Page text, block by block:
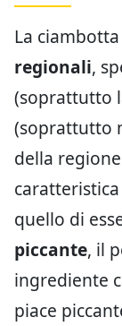
La
regionali,
(soprattutto
(soprattutto
della
quello di
piccante, il
ingrediente
piace